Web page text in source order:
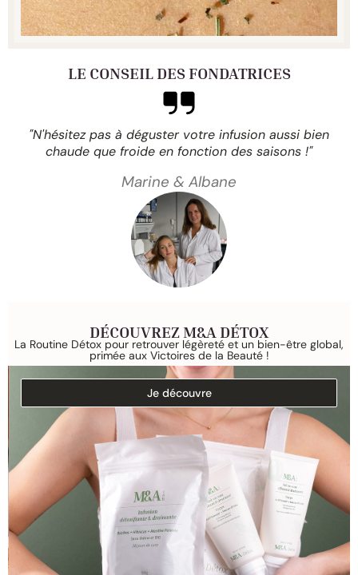
général.
LE CONSEIL DES FONDATRICES
"N'hésitez pas à déguster votre infusion aussi bien
chaude que froide en fonction des saisons !"
Marine & Albane
DÉCOUVREZ M&A DÉTOX
La Routine Détox pour retrouver légèreté et un bien-être global,
primée aux Victoires de la Beauté !
Je découvre